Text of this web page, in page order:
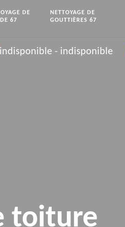
DE
67
NETTOYAGE DE
GOUTTIÈRES 67
indisponible - indisponible
toiture